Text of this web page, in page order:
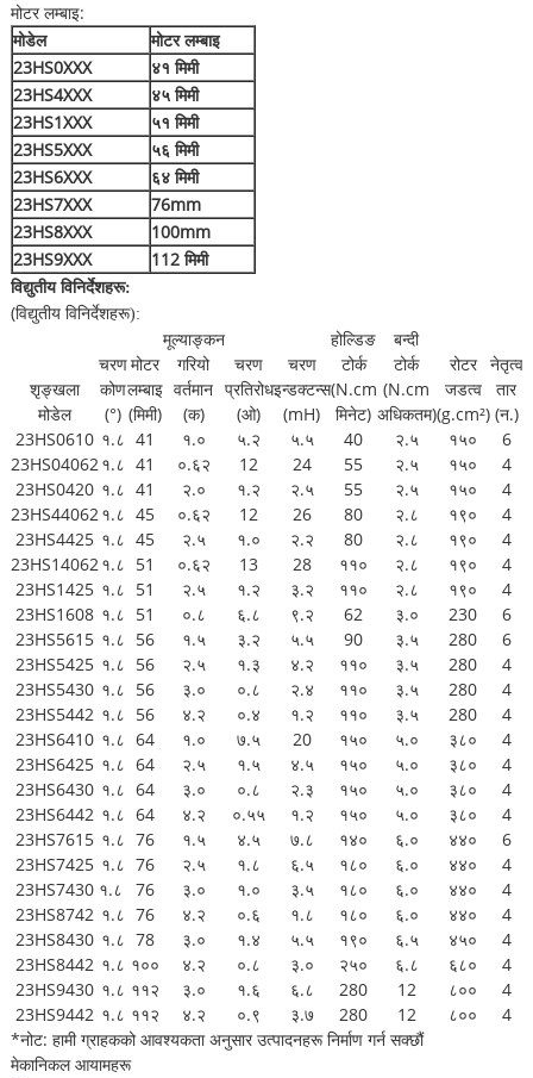
मोटर लम्बाइ:
मोडेल
मोटर लम्बाइ
23HS0XXX
४१ मिमी
23HS4XXX
४५ मिमी
23HS1XXX
५१ मिमी
23HS5XXX
५६ मिमी
23HS6XXX
६४ मिमी
23HS7XXX
76mm
23HS8XXX
100mm
23HS9XXX
112 मिमी
विद्युतीय विनिर्देशहरू:
(विद्युतीय विनिर्देशहरू):
शृङ्खला
मोडेल
चरण
कोण
(°)
मोटर
लम्बाइ
(मिमी)
मूल्याङ्कन
गरियो
वर्तमान
(क)
चरण
प्रतिरोध
(ओ)
चरण
इन्डक्टन्स
(mH)
होल्डिङ
टोर्क
(N.cm
मिनेट)
बन्दी
टोर्क
(N.cm
अधिकतम)
रोटर
जडत्व
(g.cm²)
नेतृत्व
तार
(न.)
23HS0610 १.८ 41 १.० ५.२ ५.५ 40 २.५ १५० 6
23HS04062१.८ 41 ०.६२ 12 24 55 २.५ १५० 4
23HS0420 १.८ 41 २.० १.२ २.५ 55 २.५ १५० 4
23HS44062१.८ 45 ०.६२ 12 26 80 २.८ १९० 4
23HS4425 १.८ 45 २.५ १.० २.२ 80 २.८ १९० 4
23HS14062१.८ 51 ०.६२ 13 28 ११० २.८ १९० 4
23HS1425 १.८ 51 २.५ १.२ ३.२ ११० २.८ १९० 4
23HS1608 १.८ 51 ०.८ ६.८ ९.२ 62 ३.० 230 6
23HS5615 १.८ 56 १.५ ३.२ ५.५ 90 ३.५ 280 6
23HS5425 १.८ 56 २.५ १.३ ४.२ ११० ३.५ 280 4
23HS5430 १.८ 56 ३.० ०.८ २.४ ११० ३.५ 280 4
23HS5442 १.८ 56 ४.२ ०.४ १.२ ११० ३.५ 280 4
23HS6410 १.८ 64 १.० ७.५ 20 १५० ५.० ३८० 4
23HS6425 १.८ 64 २.५ १.५ ४.५ १५० ५.० ३८० 4
23HS6430 १.८ 64 ३.० ०.८ २.३ १५० ५.० ३८० 4
23HS6442 १.८ 64 ४.२ ०.५५ १.२ १५० ५.० ३८० 4
23HS7615 १.८ 76 १.५ ४.५ ७.८ १४० ६.० ४४० 6
23HS7425 १.८ 76 २.५ १.८ ६.५ १८० ६.० ४४० 4
23HS7430 १.८ 76 ३.० १.० ३.५ १८० ६.० ४४० 4
23HS8742 १.८ 76 ४.२ ०.६ १.८ १८० ६.० ४४० 4
23HS8430 १.८ 78 ३.० १.४ ५.५ १९० ६.५ ४५० 4
23HS8442 १.८ १०० ४.२ ०.८ ३.० २५० ६.८ ६८० 4
23HS9430 १.८ ११२ ३.० १.६ ६.८ 280 12 ८०० 4
23HS9442 १.८ ११२ ४.२ ०.९ ३.७ 280 12 ८०० 4
*नोट: हामी ग्राहकको आवश्यकता अनुसार उत्पादनहरू निर्माण गर्न सक्छौं
मेकानिकल आयामहरू